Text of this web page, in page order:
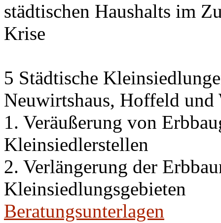
städtischen Haushalts im
Krise
5 Städtische
Neuwirtshaus, Hoffeld und
1. Veräußerung von
Kleinsiedlerstellen
2. Verlängerung der
Kleinsiedlungsgebieten
Beratungsunterlagen